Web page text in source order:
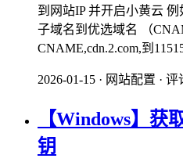
到网站IP 并开启小黄云 例
子域名到优选域名 （
CNAME,cdn.2.com,到
2026-01-15 · 网站配置 · 评
【Windows】获
钥